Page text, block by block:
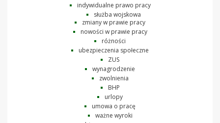
indywidualne prawo pracy
służba wojskowa
zmiany w prawie pracy
nowości w prawie pracy
różności
ubezpieczenia społeczne
ZUS
wynagrodzenie
zwolnienia
BHP
urlopy
umowa o pracę
ważne wyroki